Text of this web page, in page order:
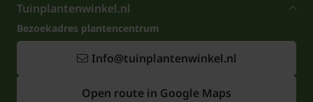
Tuinplantenwinkel.nl
Bezoekadres plantencentrum
Info@tuinplantenwinkel.nl
Open route in Google Maps